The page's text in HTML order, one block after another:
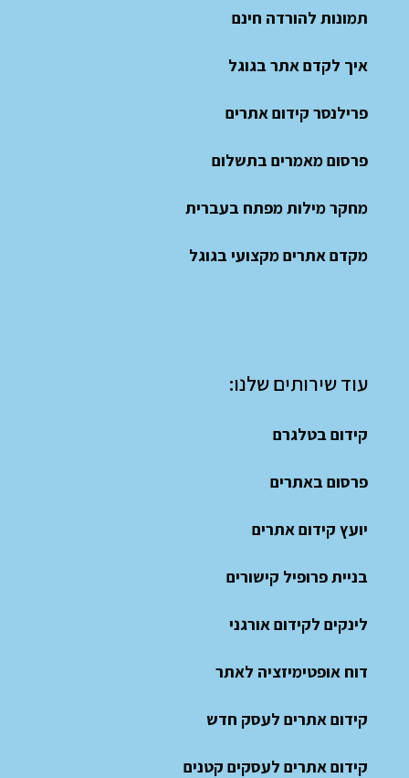
תמונות להורדה חינם
איך לקדם אתר בגוגל
פרילנסר קידום אתרים
פרסום מאמרים בתשלום
מחקר מילות מפתח בעברית
מקדם אתרים מקצועי בגוגל
עוד שירותים שלנו:
קידום בטלגרם
פרסום באתרים
יועץ קידום אתרים
בניית פרופיל קישורים
לינקים לקידום אורגני
דוח אופטימיזציה לאתר
קידום אתרים לעסק חדש
קידום אתרים לעסקים קטנים